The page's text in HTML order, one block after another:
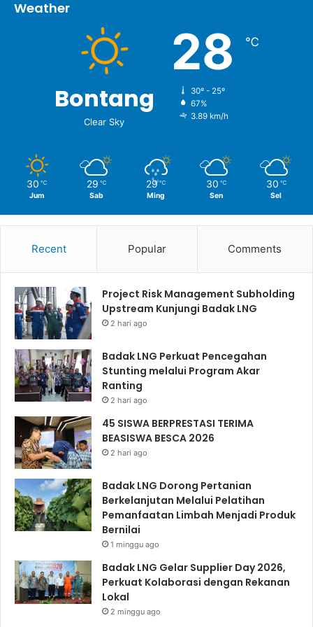
Weather
Bontang
Clear Sky
28 ℃
30º - 25º
67%
3.89 km/h
30 ℃
Jum
29 ℃
Sab
29 ℃
Ming
30 ℃
Sen
30 ℃
Sel
Recent Popular Comments
Project Risk Management Subholding
Upstream Kunjungi Badak LNG
2 hari ago
Badak LNG Perkuat Pencegahan
Stunting melalui Program Akar
Ranting
2 hari ago
45 SISWA BERPRESTASI TERIMA
BEASISWA BESCA 2026
2 hari ago
Badak LNG Dorong Pertanian
Berkelanjutan Melalui Pelatihan
Pemanfaatan Limbah Menjadi Produk
Bernilai
1 minggu ago
Badak LNG Gelar Supplier Day 2026,
Perkuat Kolaborasi dengan Rekanan
Lokal
2 minggu ago